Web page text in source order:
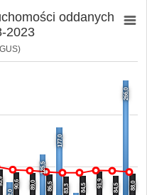
125,5
177,0
266,0
90,6 89,0 86,5 83,3 84,5 91,9 84,5 88,0
oddanych
2023